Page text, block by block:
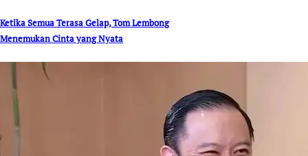
Ketika Semua Terasa Gelap, Tom Lembong
Menemukan Cinta yang Nyata